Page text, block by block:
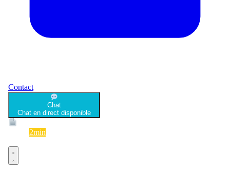
Contact
Chat
Chat en direct disponible
2min